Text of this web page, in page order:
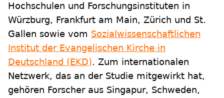
Hochschulen und Forschungsinstituten in
Würzburg, Frankfurt am Main, Zürich und St.
Gallen sowie vom Sozialwissenschaftlichen
Institut der Evangelischen Kirche in
Deutschland (EKD). Zum internationalen
Netzwerk, das an der Studie mitgewirkt hat,
gehören Forscher aus Singapur, Schweden,